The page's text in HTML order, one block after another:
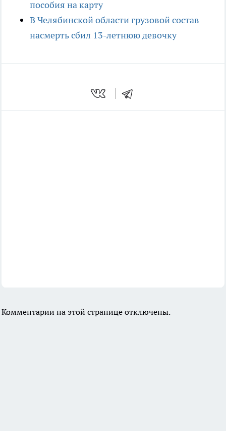
пособия на карту
В Челябинской области грузовой состав
насмерть сбил 13-летнюю девочку
Комментарии на этой странице отключены.